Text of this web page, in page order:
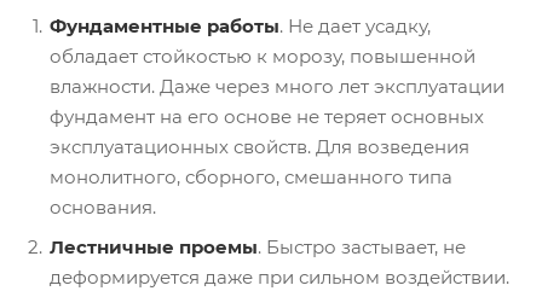
Фундаментные работы. Не дает усадку,
обладает стойкостью к морозу, повышенной
влажности. Даже через много лет эксплуатации
фундамент на его основе не теряет основных
эксплуатационных свойств. Для возведения
монолитного, сборного, смешанного типа
основания.
Лестничные проемы. Быстро застывает, не
деформируется даже при сильном воздействии.